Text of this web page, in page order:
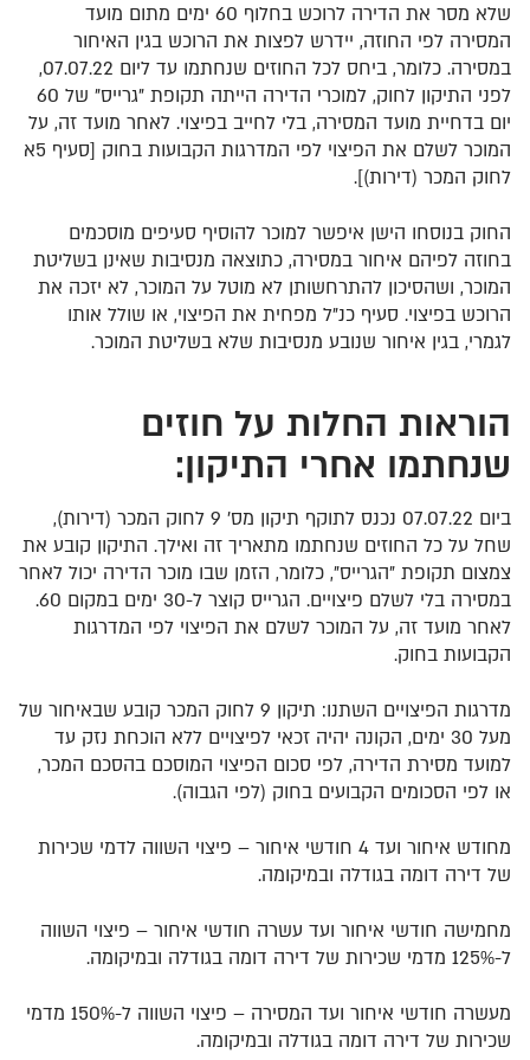
שלא מסר את הדירה לרוכש בחלוף 60 ימים מתום מועד
המסירה לפי החוזה, יידרש לפצות את הרוכש בגין האיחור
במסירה. כלומר, ביחס לכל החוזים שנחתמו עד ליום 07.07.22,
לפני התיקון לחוק, למוכרי הדירה הייתה תקופת "גרייס" של 60
יום בדחיית מועד המסירה, בלי לחייב בפיצוי. לאחר מועד זה, על
המוכר לשלם את הפיצוי לפי המדרגות הקבועות בחוק [סעיף 5א
לחוק המכר (דירות)].
החוק בנוסחו הישן איפשר למוכר להוסיף סעיפים מוסכמים
בחוזה לפיהם איחור במסירה, כתוצאה מנסיבות שאינן בשליטת
המוכר, ושהסיכון להתרחשותן לא מוטל על המוכר, לא יזכה את
הרוכש בפיצוי. סעיף כנ"ל מפחית את הפיצוי, או שולל אותו
לגמרי, בגין איחור שנובע מנסיבות שלא בשליטת המוכר.
הוראות החלות על חוזים
שנחתמו אחרי התיקון:
ביום 07.07.22 נכנס לתוקף תיקון מס' 9 לחוק המכר (דירות),
שחל על כל החוזים שנחתמו מתאריך זה ואילך. התיקון קובע את
צמצום תקופת "הגרייס", כלומר, הזמן שבו מוכר הדירה יכול לאחר
במסירה בלי לשלם פיצויים. הגרייס קוצר ל-30 ימים במקום 60.
לאחר מועד זה, על המוכר לשלם את הפיצוי לפי המדרגות
הקבועות בחוק.
מדרגות הפיצויים השתנו: תיקון 9 לחוק המכר קובע שבאיחור של
מעל 30 ימים, הקונה יהיה זכאי לפיצויים ללא הוכחת נזק עד
למועד מסירת הדירה, לפי סכום הפיצוי המוסכם בהסכם המכר,
או לפי הסכומים הקבועים בחוק (לפי הגבוה).
מחודש איחור ועד 4 חודשי איחור – פיצוי השווה לדמי שכירות
של דירה דומה בגודלה ובמיקומה.
מחמישה חודשי איחור ועד עשרה חודשי איחור – פיצוי השווה
ל-125% מדמי שכירות של דירה דומה בגודלה ובמיקומה.
מעשרה חודשי איחור ועד המסירה – פיצוי השווה ל-150% מדמי
שכירות של דירה דומה בגודלה ובמיקומה.